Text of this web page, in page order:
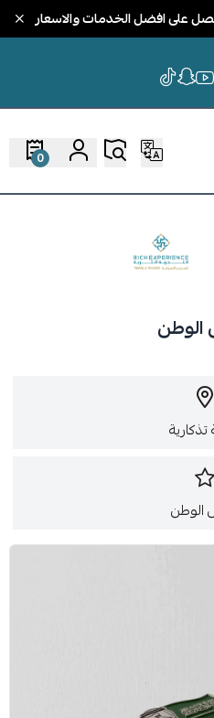
على افضل الخدمات والاسعار
0
الوطن